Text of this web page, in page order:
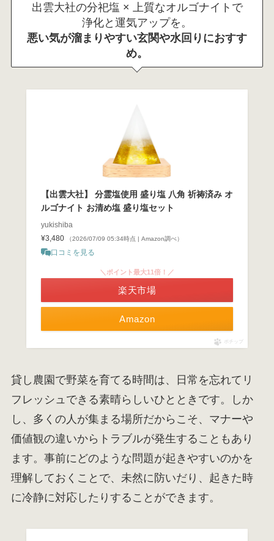
出雲大社の分祀塩 × 上質なオルゴナイトで
浄化と運気アップを。
悪い気が溜まりやすい玄関や水回りにおすす
め。
【出雲大社】 分霊塩使用 盛り塩 八角 祈祷済み オ
ルゴナイト お清め塩 盛り塩セット
yukishiba
¥3,480
（2026/07/09 05:34時点 | Amazon調べ）
口コミを見る
Amazon
＼ポイント最大11倍！／
楽天市場
ポチップ
貸し農園で野菜を育てる時間は、日常を忘れてリ
フレッシュできる素晴らしいひとときです。しか
し、多くの人が集まる場所だからこそ、マナーや
価値観の違いからトラブルが発生することもあり
ます。事前にどのような問題が起きやすいのかを
理解しておくことで、未然に防いだり、起きた時
に冷静に対応したりすることができます。